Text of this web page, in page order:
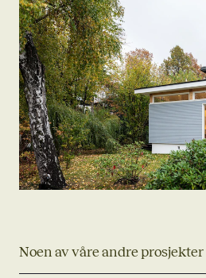
Noen av våre andre prosjekter